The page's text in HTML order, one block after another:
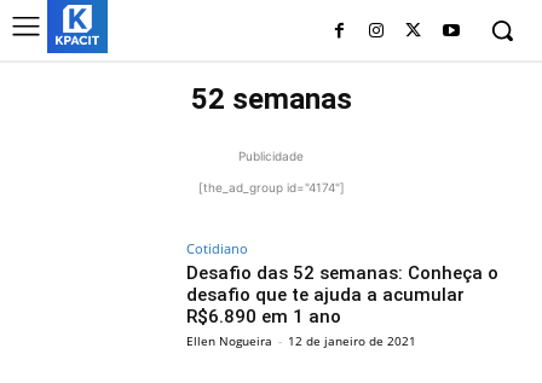
52 semanas
Publicidade
[the_ad_group id="4174"]
Cotidiano
Desafio das 52 semanas: Conheça o
desafio que te ajuda a acumular
R$6.890 em 1 ano
Ellen Nogueira - 12 de janeiro de 2021